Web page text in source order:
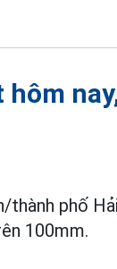
phố
100mm.